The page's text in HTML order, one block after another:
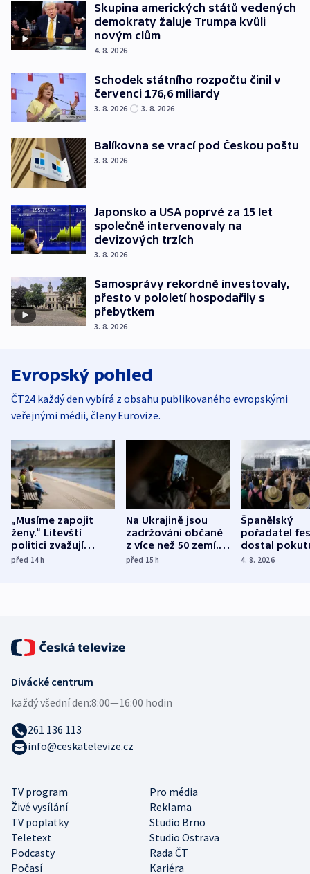
Skupina amerických států vedených
demokraty žaluje Trumpa kvůli
novým clům
4. 8. 2026
Schodek státního rozpočtu činil v
červenci 176,6 miliardy
3. 8. 2026 3. 8. 2026
Balíkovna se vrací pod Českou poštu
3. 8. 2026
Japonsko a USA poprvé za 15 let
společně intervenovaly na
devizových trzích
3. 8. 2026
Samosprávy rekordně investovaly,
přesto v pololetí hospodařily s
přebytkem
3. 8. 2026
Evropský pohled
ČT24 každý den vybírá z obsahu publikovaného evropskými
veřejnými médii, členy Eurovize.
„Musíme zapojit
ženy.“ Litevští
politici zvažují
dohodu o
před 14h
Na Ukrajině jsou
zadržováni občané
z více než 50 zemí.
Bojovali na straně
před 15h
Španělský
pořadatel
dostal
nekalé
4. 8. 2026
TV program
Pro média
Živé vysílání
Reklama
TV poplatky
Studio Brno
Teletext
Studio Ostrava
Podcasty
Rada ČT
Počasí
Kariéra
Divácké centrum
každý všední den:8:00—16:00 hodin
261 136 113
info@ceskatelevize.cz